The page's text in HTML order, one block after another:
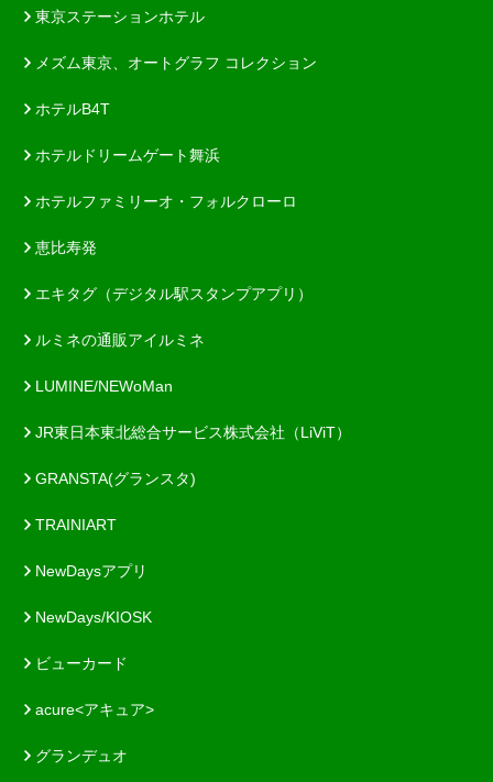
東京ステーションホテル
メズム東京、オートグラフ コレクション
ホテルB4T
ホテルドリームゲート舞浜
ホテルファミリーオ・フォルクローロ
恵比寿発
エキタグ（デジタル駅スタンプアプリ）
ルミネの通販アイルミネ
LUMINE/NEWoMan
JR東日本東北総合サービス株式会社（LiViT）
GRANSTA(グランスタ)
TRAINIART
NewDaysアプリ
NewDays/KIOSK
ビューカード
acure<アキュア>
グランデュオ